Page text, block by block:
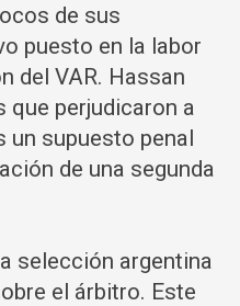
de sus
puesto en la labor
del VAR. Hassan
que perjudicaron a
un supuesto penal
de una segunda
selección argentina
el árbitro. Este